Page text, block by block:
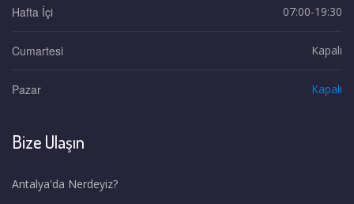
Hafta İçi 07:00-19:30
Cumartesi Kapalı
Pazar Kapalı
Bize Ulaşın
Antalya'da Nerdeyiz?